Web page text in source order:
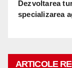
Dezvoltarea
specializarea
ARTICOLE